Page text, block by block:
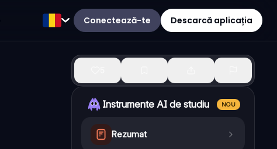
Conectează-te Descarcă aplicația
Instrumente AI de studiu NOU
Rezumat